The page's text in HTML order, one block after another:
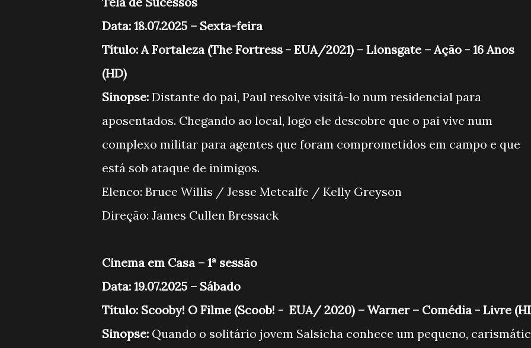
Data: 18.07.2025 – Sexta-feira
Título: A Fortaleza (The Fortress - EUA/2021) – Lionsgate – Ação - 16 Anos
(HD)
Sinopse: Distante do pai, Paul resolve visitá-lo num residencial para
aposentados. Chegando ao local, logo ele descobre que o pai vive num
complexo militar para agentes que foram comprometidos em campo e que
está sob ataque de inimigos.
Elenco: Bruce Willis / Jesse Metcalfe / Kelly Greyson
Direção: James Cullen Bressack
Cinema em Casa – 1ª sessão
Data: 19.07.2025 – Sábado
Título: Scooby! O Filme (Scoob! - EUA/ 2020) – Warner – Comédia - Livre
Sinopse: Quando o solitário jovem Salsicha conhece um pequeno,